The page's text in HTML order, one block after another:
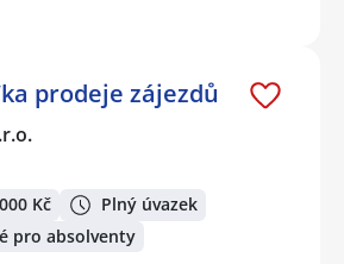
prodeje zájezdů
Kč
Plný úvazek
pro absolventy